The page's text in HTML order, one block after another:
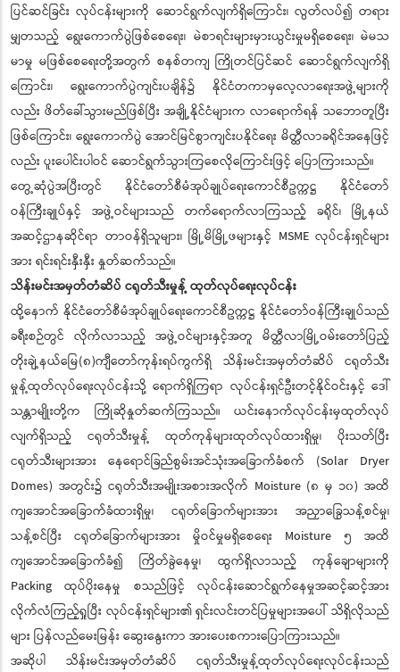
ပြင်ဆင်ခြင်း လုပ်ငန်းများကို ဆောင်ရွက်လျက်ရှိကြောင်း၊ လွတ်လပ်၍ တရား
မျှတသည့် ရွေးကောက်ပွဲဖြစ်စေရေး၊ မဲစာရင်းများမှားယွင်းမှုမရှိစေရေး၊ မဲမသ
မာမှု မဖြစ်စေရေးတို့အတွက် စနစ်တကျ ကြိုတင်ပြင်ဆင် ဆောင်ရွက်လျက်ရှိ
ကြောင်း၊ ရွေးကောက်ပွဲကျင်းပချိန်၌ နိုင်ငံတကာမှလေ့လာရေးအဖွဲ့များကို
လည်း ဖိတ်ခေါ်သွားမည်ဖြစ်ပြီး အချို့နိုင်ငံများက လာရောက်ရန် သဘောတူပြီး
ဖြစ်ကြောင်း၊ ရွေးကောက်ပွဲ အောင်မြင်စွာကျင်းပနိုင်ရေး မိတ္ထီလာခရိုင်အနေဖြင့်
လည်း ပူးပေါင်းပါဝင် ဆောင်ရွက်သွားကြစေလိုကြောင်းဖြင့် ပြောကြားသည်။
တွေ့ဆုံပွဲအပြီးတွင် နိုင်ငံတော်စီမံအုပ်ချုပ်ရေးကောင်စီဥက္ကဋ္ဌ နိုင်ငံတော်
ဝန်ကြီးချုပ်နှင့် အဖွဲ့ဝင်များသည် တက်ရောက်လာကြသည့် ခရိုင်၊ မြို့နယ်
အဆင့်ဌာနဆိုင်ရာ တာဝန်ရှိသူများ၊ မြို့မိမြို့ဖများနှင့် MSME လုပ်ငန်းရှင်များ
အား ရင်းရင်းနှီးနှီး နှုတ်ဆက်သည်။
သိန်းမင်းအမှတ်တံဆိပ် ငရုတ်သီးမှုန့် ထုတ်လုပ်ရေးလုပ်ငန်း
ထို့နောက် နိုင်ငံတော်စီမံအုပ်ချုပ်ရေးကောင်စီဥက္ကဋ္ဌ နိုင်ငံတော်ဝန်ကြီးချုပ်သည်
ခရီးစဉ်တွင် လိုက်လာသည့် အဖွဲ့ဝင်များနှင့်အတူ မိတ္ထီလာမြို့ဝမ်းတော်ပြည့်
တိုးချဲ့နယ်မြေ(၈)ကျီတော်ကုန်းရပ်ကွက်ရှိ သိန်းမင်းအမှတ်တံဆိပ် ငရုတ်သီး
မှုန့်ထုတ်လုပ်ရေးလုပ်ငန်းသို့ ရောက်ရှိကြရာ လုပ်ငန်းရှင်ဦးတင့်နိုင်ဝင်းနှင့် ဒေါ်
သန္တာမျိုးတို့က ကြိုဆိုနှုတ်ဆက်ကြသည်။ ယင်းနောက်လုပ်ငန်းမှထုတ်လုပ်
လျက်ရှိသည့် ငရုတ်သီးမှုန့် ထုတ်ကုန်များထုတ်လုပ်ထားရှိမှု၊ ပိုးသတ်ပြီး
ငရုတ်သီးများအား နေရောင်ခြည်စွမ်းအင်သုံးအခြောက်ခံစက် (Solar Dryer
Domes) အတွင်း၌ ငရုတ်သီးအမျိုးအစားအလိုက် Moisture (၈ မှ ၁၀) အထိ
ကျအောင်အခြောက်ခံထားရှိမှု၊ ငရုတ်ခြောက်များအား အညှာခြွေသန့်စင်မှု၊
သန့်စင်ပြီး ငရုတ်ခြောက်များအား မှိုဝင်မှုမရှိစေရေး Moisture ၅ အထိ
ကျအောင်အခြောက်ခံ၍ ကြိတ်ခွဲနေမှု၊ ထွက်ရှိလာသည့် ကုန်ချောများကို
Packing ထုပ်ပိုးနေမှု စသည်ဖြင့် လုပ်ငန်းဆောင်ရွက်နေမှုအဆင့်ဆင့်အား
လိုက်လံကြည့်ရှုပြီး လုပ်ငန်းရှင်များ၏ ရှင်းလင်းတင်ပြမှုများအပေါ် သိရှိလိုသည်
များ ပြန်လည်မေးမြန်း ဆွေးနွေးကာ အားပေးစကားပြောကြားသည်။
အဆိုပါ သိန်းမင်းအမှတ်တံဆိပ် ငရုတ်သီးမှုန့်ထုတ်လုပ်ရေးလုပ်ငန်းသည်